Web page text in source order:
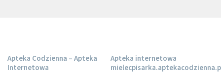
Apteka Codzienna – Apteka
Internetowa
Apteka internetowa